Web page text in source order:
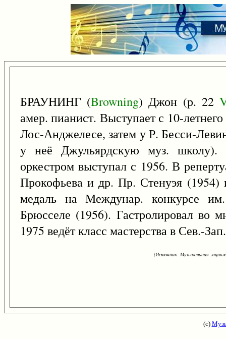
БРАУНИНГ (Browning) Джон (р. 22
амер. пианист. Выступает с 10-
Лос-Анджелесе, затем у Р. Бесси-
у неё Джульярдскую муз.
оркестром выступал с 1956. В
Прокофьева и др. Пр. Стенуэя (1954)
медаль на Междунар. конкурсе
Брюсселе (1956). Гастролировал
1975 ведёт класс мастерства в Сев.-
(Источник: Музыкальная
(с)